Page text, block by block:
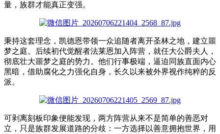
量，族群才能真正变强。
秉持这套理念，凯德恩带领一众追随者离开圣林之地，建立噩
梦之庭。后续初代觉醒者法莱恩加入阵营，就任大公爵夫人，
彻底壮大噩梦之庭的势力。他们行事极端，逼迫同族直面内心
黑暗，借助腐化之力强化自身，长久以来被外界视作纯粹的反
派。
可剥离刻板印象便能发现，两方阵营从来不是简单的善恶对
立，只是族群发展道路的分歧：一方选择以善意拥抱世界，用